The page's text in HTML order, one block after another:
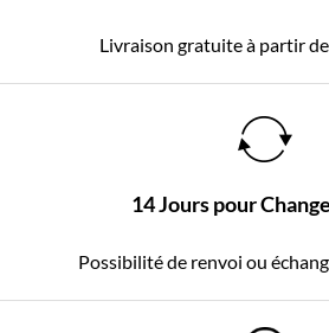
Livraison gratuite à partir
14 Jours pour
Possibilité de renvoi ou